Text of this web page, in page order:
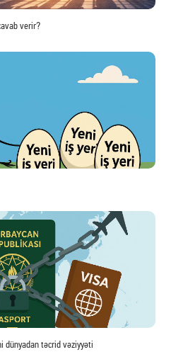
verir?
dünyadan təcrid vəziyyəti